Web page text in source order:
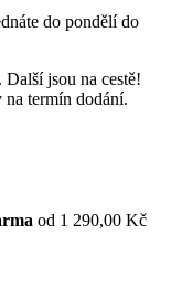
do pondělí do
jsou na cestě!
termín dodání.
od 1 290,00 Kč